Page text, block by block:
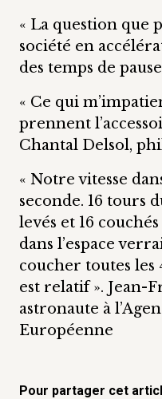
« La question que
société en
des temps de
« Ce qui
prennent
Chantal Delsol,
« Notre vitesse
seconde. 16 tours
levés et 16
dans l’espace
coucher toutes les
est relatif ». Jean-
astronaute à
Européenne
Pour partager cet